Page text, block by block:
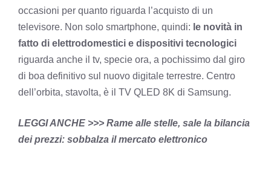
occasioni per quanto riguarda l’acquisto di un
televisore. Non solo smartphone, quindi: le novità in
fatto di elettrodomestici e dispositivi tecnologici
riguarda anche il tv, specie ora, a pochissimo dal giro
di boa definitivo sul nuovo digitale terrestre. Centro
dell’orbita, stavolta, è il TV QLED 8K di Samsung.
LEGGI ANCHE >>> Rame alle stelle, sale la bilancia
dei prezzi: sobbalza il mercato elettronico